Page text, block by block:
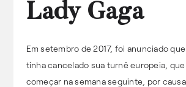
Lady Gaga
Em setembro de 2017, foi anunciado que
tinha cancelado sua turnê europeia,
começar na semana seguinte, por